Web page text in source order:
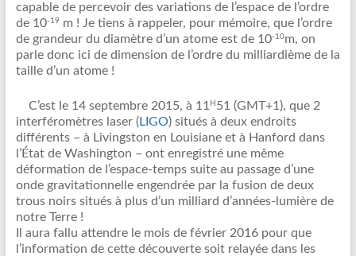
capable de percevoir des variations de l’espace de l’ordre
de 10-19 m ! Je tiens à rappeler, pour mémoire, que l’ordre
de grandeur du diamètre d’un atome est de 10-10m, on
parle donc ici de dimension de l’ordre du milliardième de la
taille d’un atome !
C’est le 14 septembre 2015, à 11 H 51 (GMT+1), que 2
interféromètres laser (LIGO) situés à deux endroits
différents – à Livingston en Louisiane et à Hanford dans
l’État de Washington – ont enregistré une même
déformation de l’espace-temps suite au passage d’une
onde gravitationnelle engendrée par la fusion de deux
trous noirs situés à plus d’un milliard d’années-lumière de
notre Terre !
Il aura fallu attendre le mois de février 2016 pour que
l’information de cette découverte soit relayée dans les